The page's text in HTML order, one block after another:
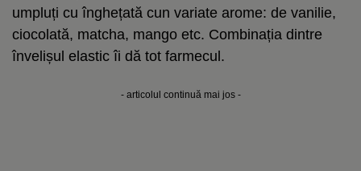
umpluți cu înghețată cun variate arome: de vanilie,
ciocolată, matcha, mango etc. Combinația dintre
învelișul elastic îi dă tot farmecul.
- articolul continuă mai jos -